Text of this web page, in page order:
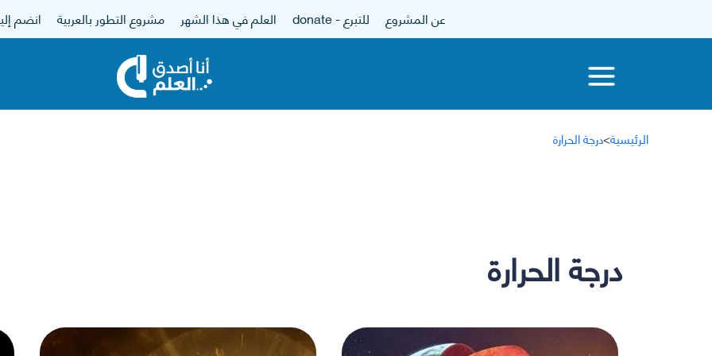
عن المشروع للتبرع - donate العلم في هذا الشهر مشروع التطور بالعربية انضم
الرئيسية>درجة الحرارة
درجة الحرارة